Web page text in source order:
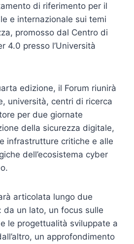
di riferimento per il
e internazionale sui temi
promosso dal Centro di
4.0 presso l’Università
edizione, il Forum riunirà
università, centri di ricerca
per due giornate
della sicurezza digitale,
infrastrutture critiche e alle
dell’ecosistema cyber
articolata lungo due
da un lato, un focus sulle
le progettualità sviluppate a
un approfondimento